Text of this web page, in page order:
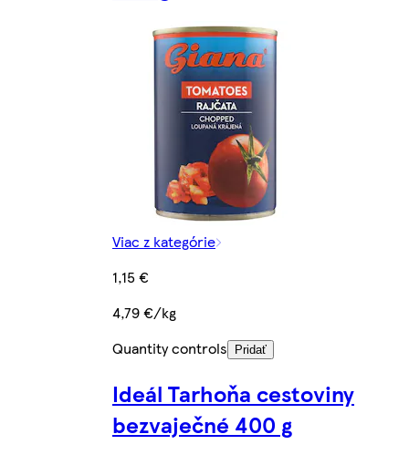
Viac z kategórie
1,15 €
4,79 €/kg
Quantity controls
Pridať
Ideál Tarhoňa cestoviny
bezvaječné 400 g